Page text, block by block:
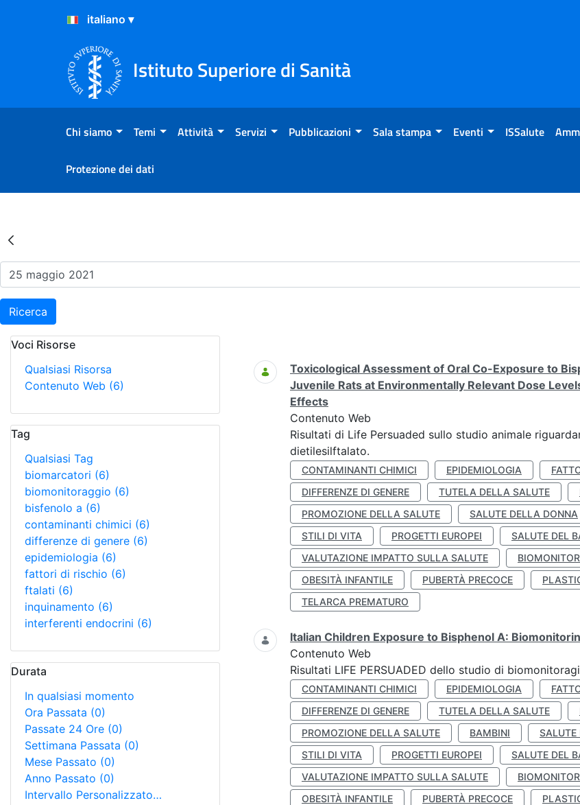
Salta al Contenuto
Salta al Footer
Istituto Superiore di Sanità
Chi siamo Temi Attività Servizi Pubblicazioni Sala stampa Eventi ISSalute
Protezione dei dati
Risultati della Ricerca - Eventi
Ricerca
Voci Risorse
Qualsiasi Risorsa
Contenuto Web (6)
Tag
Qualsiasi Tag
biomarcatori (6)
biomonitoraggio (6)
bisfenolo a (6)
contaminanti chimici (6)
differenze di genere (6)
epidemiologia (6)
fattori di rischio (6)
ftalati (6)
inquinamento (6)
interferenti endocrini (6)
Durata
In qualsiasi momento
Ora Passata (0)
Passate 24 Ore (0)
Settimana Passata (0)
Mese Passato (0)
Anno Passato (0)
Intervallo Personalizzato…
Ricerca
Toxicological Assessment of Oral Co-Exposure to
Juvenile Rats at Environmentally Relevant Dose
Effects
Contenuto Web
Risultati di Life Persuaded sullo studio animale
dietilesilftalato.
CONTAMINANTI CHIMICI EPIDEMIOLOGIA
DIFFERENZE DI GENERE
TUTELA DELLA SALUTE
PROMOZIONE DELLA SALUTE
SALUTE DELLA DONNA
STILI DI VITA
PROGETTI EUROPEI SALUTE DEL
VALUTAZIONE IMPATTO SULLA SALUTE
OBESITÀ INFANTILE
PUBERTÀ PRECOCE
TELARCA PREMATURO
Italian Children Exposure to Bisphenol A:
Contenuto Web
Risultati LIFE PERSUADED dello studio di
CONTAMINANTI CHIMICI EPIDEMIOLOGIA
DIFFERENZE DI GENERE
TUTELA DELLA SALUTE
PROMOZIONE DELLA SALUTE
BAMBINI SALUTE
STILI DI VITA
PROGETTI EUROPEI SALUTE DEL
VALUTAZIONE IMPATTO SULLA SALUTE
OBESITÀ INFANTILE
PUBERTÀ PRECOCE